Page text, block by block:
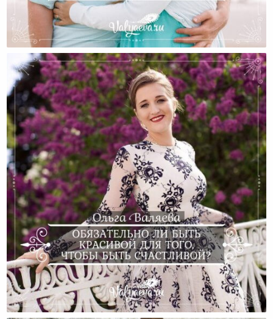
Зачем Становиться Музой?
Обязательно Ли Быть Красивой Для Того, Чтобы
Быть Счастливой?